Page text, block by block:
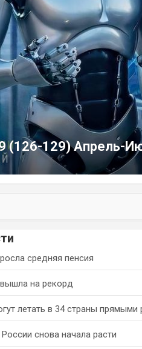
(126-129) Апрель-
средняя пенсия
на рекорд
летать в 34 страны прямыми
снова начала расти